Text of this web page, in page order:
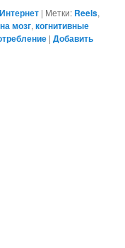
Интернет | Метки: Reels,
мозг,когнитивные
|Добавить